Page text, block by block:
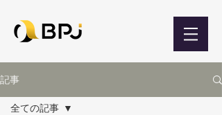
記事
全ての記事